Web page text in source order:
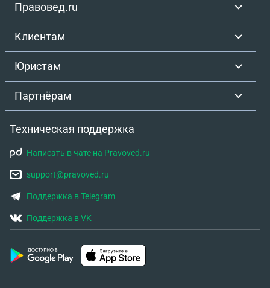
Правовед.ru
Клиентам
Юристам
Партнёрам
Техническая поддержка
Написать в чате на Pravoved.ru
support@pravoved.ru
Поддержка в Telegram
Поддержка в VK